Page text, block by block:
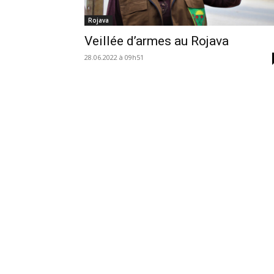
Rojava
Veillée d’armes au Rojava
28.06.2022 à 09h51